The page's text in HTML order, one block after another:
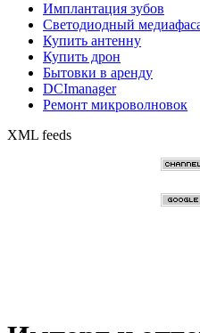
Имплантация зубов
Светодиодный
Купить антенну
Купить дрон
Бытовки в аренду
DCImanager
Ремонт микроволновок
XML feeds